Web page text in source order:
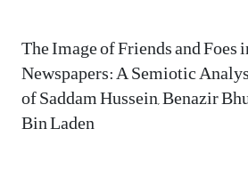
The Image of Friends and Foes
Newspapers: A Semiotic
of Saddam Hussein, Benazir
Bin Laden